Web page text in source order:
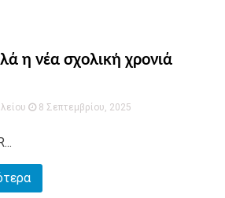
η νέα σχολική χρονιά
8 Σεπτεμβρίου, 2025